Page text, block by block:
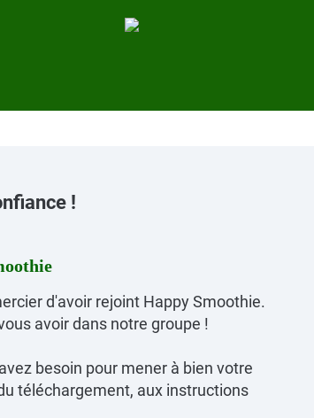
!
d'avoir rejoint Happy Smoothie.
avoir dans notre groupe !
besoin pour mener à bien votre
téléchargement, aux instructions